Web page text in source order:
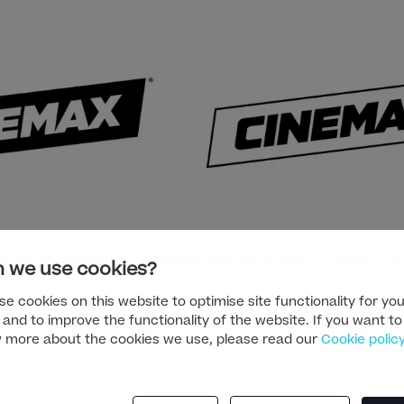
we use cookies?
cookies on this website to optimise site functionality for
and to improve the functionality of the website. If you want to
more about the cookies we use, please read our Cookie policy
vam programske pakete za kanale HBO, HBO 2, HBO 3, Cinemax i
i fotografije možete pronaći na press stranici:https://press-